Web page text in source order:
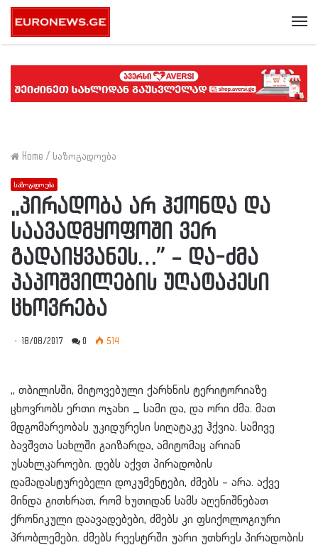
Home / საზოგადოება
საზოგადოება
,,პირადობა არ ჰქონდა და
საავადმყოფოში ვერ
გადაიყვანეს…” – და-ძმა
პაპოშვილების უღატაკესი
ცხოვრება
18/08/2017 0 514
,, თბილისში, მიტოვებული ქარხნის ტერიტორიაზე
ცხოვრობს ერთი ოჯახი _ სამი და, და ორი ძმა. მათ
მდგომარეობას უკიდურესი სიღატაკე ჰქვია. სამივე
ბავშვთა სახლში გაიზარდა, ამიტომაც არიან
უსახლკაროები. დებს აქვთ პირადობის
დამადასტურებელი დოკუმენტები, ძმებს – არა. აქვე
მინდა გითხრათ, რომ ხუთიდან სამს აღენიშნებათ
ქრონიკული დაავადებები, ძმებს კი ფსიქოლოგიური
პრობლემები. ძმებს რეესტრში უარი უთხრეს პირადობის